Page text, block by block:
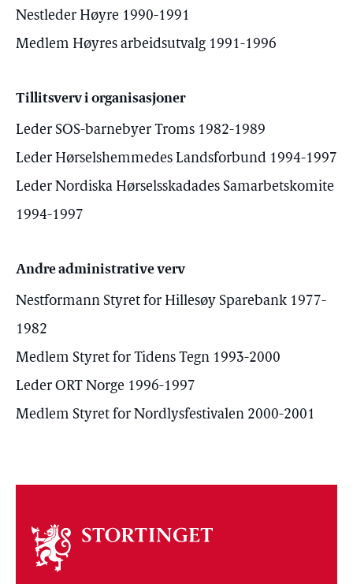
Nestleder Høyre 1990-1991
Medlem Høyres arbeidsutvalg 1991-1996
Tillitsverv i organisasjoner
Leder SOS-barnebyer Troms 1982-1989
Leder Hørselshemmedes Landsforbund 1994-1997
Leder Nordiska Hørselsskadades Samarbetskomite
1994-1997
Andre administrative verv
Nestformann Styret for Hillesøy Sparebank 1977-
1982
Medlem Styret for Tidens Tegn 1993-2000
Leder ORT Norge 1996-1997
Medlem Styret for Nordlysfestivalen 2000-2001
Om
stortinget